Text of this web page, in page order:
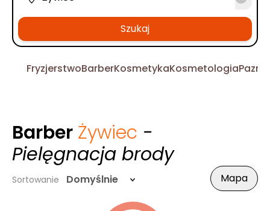
Szukaj
FryzjerstwoBarberKosmetykaKosmetologia
Barber Żywiec -
Pielęgnacja brody
Sortowanie Domyślnie Mapa